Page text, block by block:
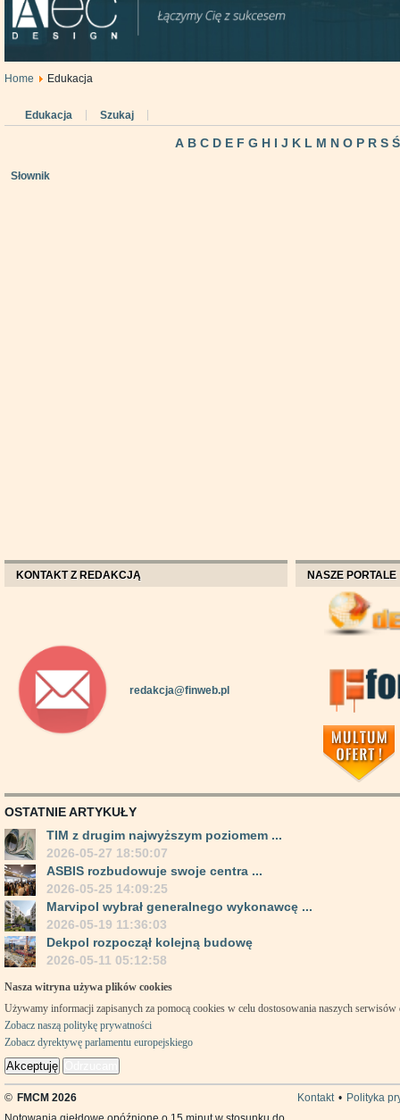
Home Edukacja
Edukacja Szukaj
A B C D E F G H I J K L M N O P R S Ś
Słownik
KONTAKT Z REDAKCJĄ
redakcja@finweb.pl
NASZE PORTALE
OSTATNIE ARTYKUŁY
TIM z drugim najwyższym poziomem ...
2026-05-27 18:50:07
ASBIS rozbudowuje swoje centra ...
2026-05-25 14:09:25
Marvipol wybrał generalnego wykonawcę ...
2026-05-19 11:36:03
Dekpol rozpoczął kolejną budowę
2026-05-11 05:12:58
Nasza witryna używa plików cookies
Używamy informacji zapisanych za pomocą cookies w celu dostosowania naszych
Zobacz naszą politykę prywatności
Zobacz dyrektywę parlamentu europejskiego
Akceptuję
© FMCM 2026 Kontakt • Polityka